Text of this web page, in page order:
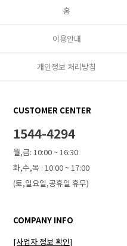
홈
이용안내
개인정보 처리방침
CUSTOMER CENTER
1544-4294
월,금: 10:00 ~ 16:30
화,수,목 : 10:00 ~ 17:00
(토,일요일,공휴일 휴무)
COMPANY INFO
[사업자 정보 확인]